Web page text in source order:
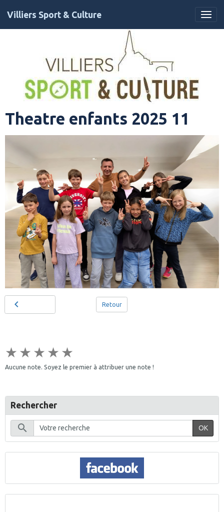
Villiers Sport & Culture
Theatre enfants 2025 11
Retour
★ ★ ★ ★ ★
Aucune note. Soyez le premier à attribuer une note !
Rechercher
OK